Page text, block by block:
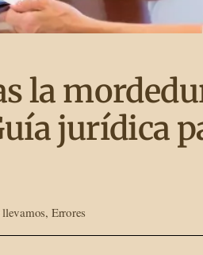
la
jurídica
, Errores